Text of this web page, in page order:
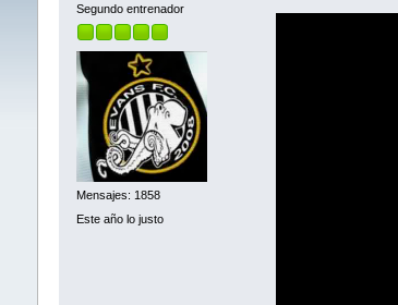
Segundo entrenador
Mensajes: 1858
Este año lo justo